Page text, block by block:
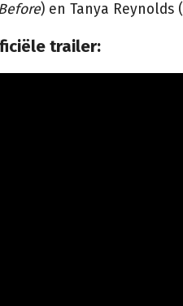
) en Tanya Reynolds (
trailer: